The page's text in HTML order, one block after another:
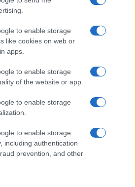
to enable storage
like cookies on web or
apps.
to enable storage
of the website or app.
to enable storage
to enable storage
including authentication
prevention, and other
του κόσμου
στα περισσότερα από
ιταλικά παγωτατζίδικα στη
Ένωση της
Ζαχαροπλαστικής (BDSI),